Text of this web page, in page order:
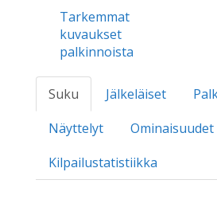
Tarkemmat
kuvaukset
palkinnoista
Suku Jälkeläiset
Näyttelyt
Ominaisuudet
Kilpailustatistiikka